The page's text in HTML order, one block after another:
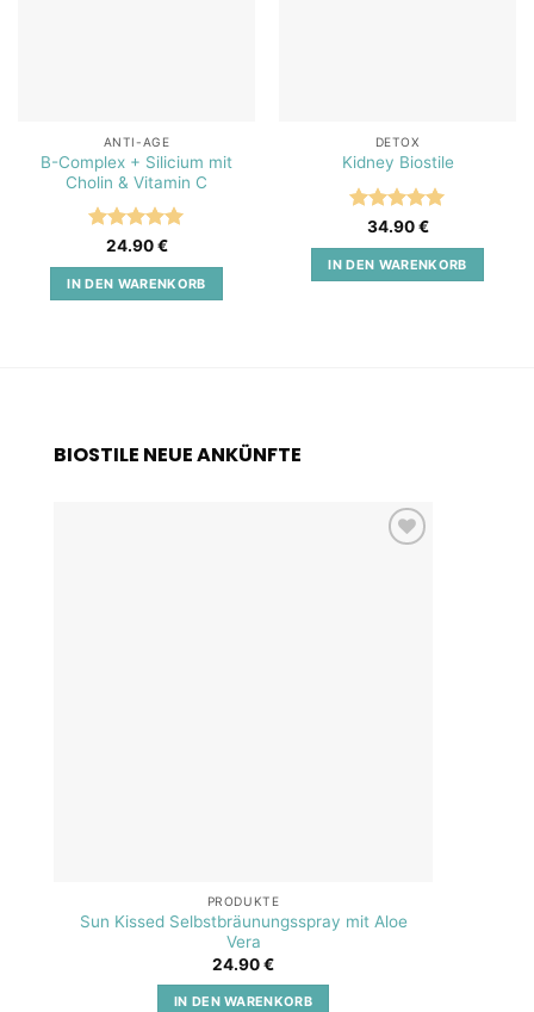
ANTI-AGE
B-Complex + Silicium mit
Cholin & Vitamin C
Bewertet
mit5von
5
24.90€
IN DEN WARENKORB
DETOX
Kidney Biostile
Bewertet
mit5von
5
34.90€
IN DEN WARENKORB
BIOSTILE NEUE ANKÜNFTE
PRODUKTE
Sun Kissed Selbstbräunungsspray mit Aloe
Vera
24.90€
IN DEN WARENKORB